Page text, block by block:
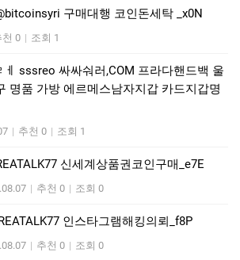
구매대행 코인돈세탁 _x0N
천 0 | 조회 1
sssreo 싸싸숴러,COM 프라다핸드백 울
명품 가방 에르메스남자지갑 카드지갑명
| 추천 0 | 조회 1
신세계상품권코인구매_e7E
| 추천 0 | 조회 0
인스타그램해킹의뢰_f8P
| 추천 0 | 조회 0